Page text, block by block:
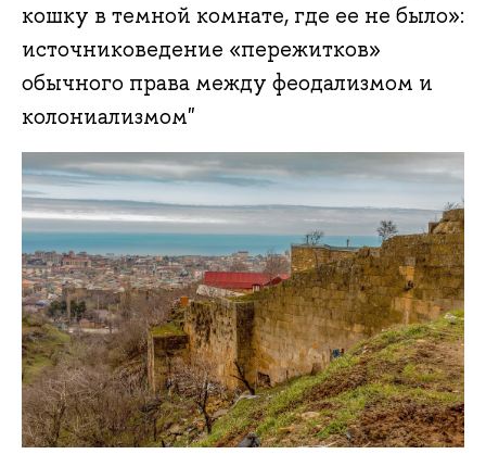
кошку в темной комнате, где ее не было»:
источниковедение «пережитков»
обычного права между феодализмом и
колониализмом"